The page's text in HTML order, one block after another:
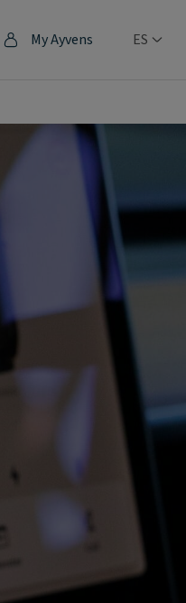
My Ayvens ES